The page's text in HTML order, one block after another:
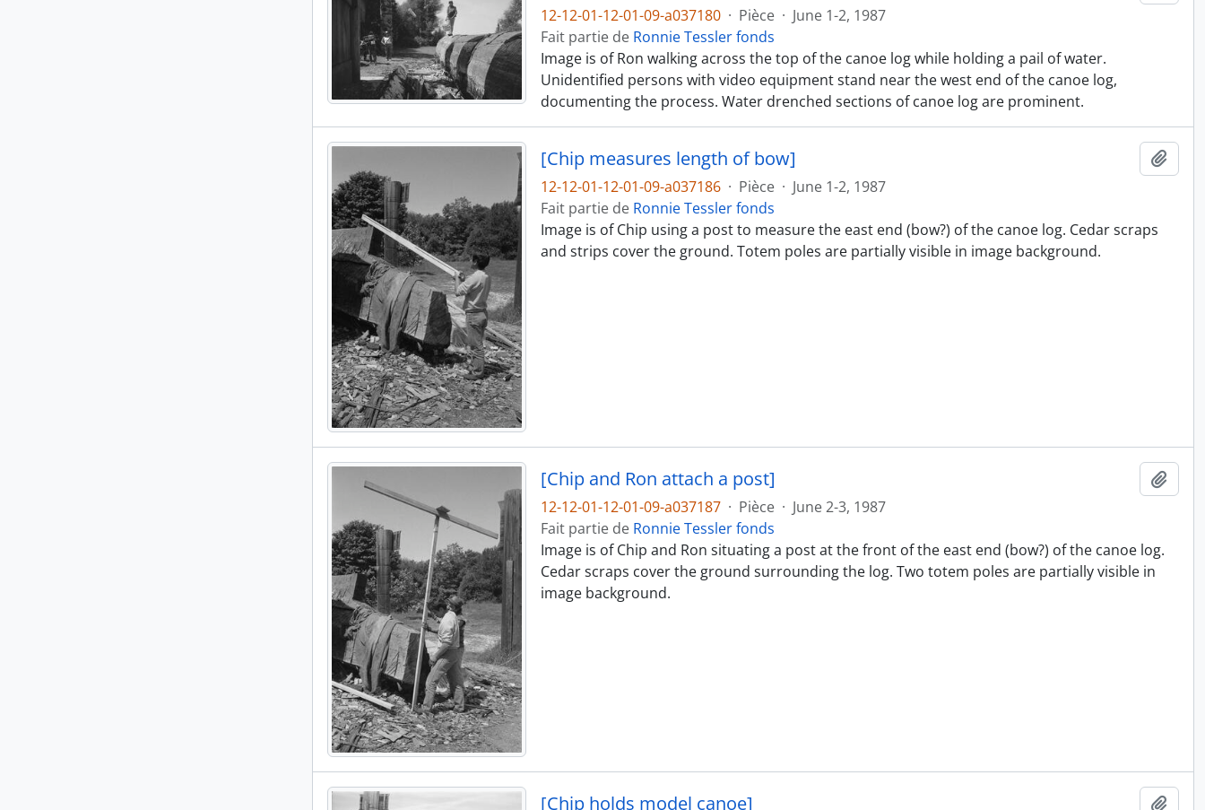
12-12-01-12-01-09-a037180 · Pièce · June 1-2, 1987
Fait partie de Ronnie Tessler fonds
Image is of Ron walking across the top of the canoe log while holding a pail of water.
Unidentified persons with video equipment stand near the west end of the canoe log,
documenting the process. Water drenched sections of canoe log are prominent.
[Chip measures length of bow]
12-12-01-12-01-09-a037186 · Pièce · June 1-2, 1987
Fait partie de Ronnie Tessler fonds
Image is of Chip using a post to measure the east end (bow?) of the canoe log. Cedar scraps
and strips cover the ground. Totem poles are partially visible in image background.
[Chip and Ron attach a post]
12-12-01-12-01-09-a037187 · Pièce · June 2-3, 1987
Fait partie de Ronnie Tessler fonds
Image is of Chip and Ron situating a post at the front of the east end (bow?) of the canoe log.
Cedar scraps cover the ground surrounding the log. Two totem poles are partially visible in
image background.
[Chip holds model canoe]